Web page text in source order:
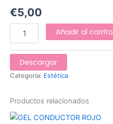
€5,00
Añadir al carrito
Descargar
Categoría: Estética
Productos relacionados